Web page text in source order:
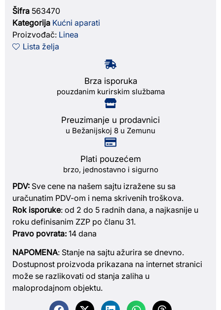
Šifra 563470
Kategorija Kućni aparati
Proizvođač: Linea
Lista želja
Brza isporuka
pouzdanim kurirskim službama
Preuzimanje u prodavnici
u Bežanijskoj 8 u Zemunu
Plati pouzećem
brzo, jednostavno i sigurno
PDV: Sve cene na našem sajtu izražene su sa
uračunatim PDV-om i nema skrivenih troškova.
Rok isporuke: od 2 do 5 radnih dana, a najkasnije u
roku definisanim ZZP po članu 31.
Pravo povrata: 14 dana
NAPOMENA: Stanje na sajtu ažurira se dnevno.
Dostupnost proizvoda prikazana na internet stranici
može se razlikovati od stanja zaliha u
maloprodajnom objektu.